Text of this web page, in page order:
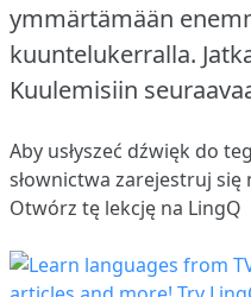
ymmärtämään
kuuntelukerralla.
Kuulemisiin
Aby usłyszeć dźwięk do
słownictwa zarejestruj się
Otwórz tę lekcję na LingQ